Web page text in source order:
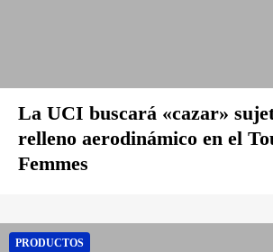
La UCI buscará «cazar»
relleno aerodinámico en el
Femmes
PRODUCTOS